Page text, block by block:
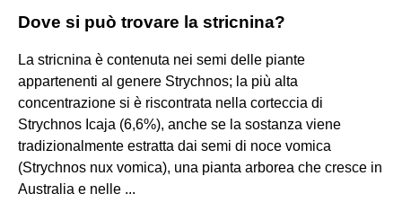
Dove si può trovare la stricnina?
La stricnina è contenuta nei semi delle piante
appartenenti al genere Strychnos; la più alta
concentrazione si è riscontrata nella corteccia di
Strychnos Icaja (6,6%), anche se la sostanza viene
tradizionalmente estratta dai semi di noce vomica
(Strychnos nux vomica), una pianta arborea che cresce in
Australia e nelle ...